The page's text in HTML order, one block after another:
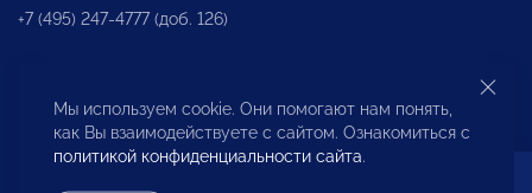
+7 (495) 247-4777 (доб. 126)
Бюро по защите прав предпринимателей и
инвесторов
Мы используем cookie. Они помогают нам понять,
как Вы взаимодействуете с сайтом. Ознакомиться с
политикой конфиденциальности сайта.